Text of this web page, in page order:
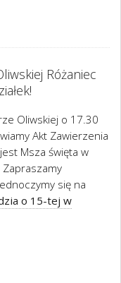
Różaniec
Oliwskiej o 17.30
Akt Zawierzenia
Msza święta w
się na
o 15-tej w